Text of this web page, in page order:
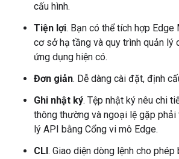
cấu hình.
Tiện lợi. Bạn có thể tích hợp
cơ sở hạ tầng và quy trình quản lý
ứng dụng hiện có.
Đơn giản. Dễ dàng cài đặt, định
Ghi nhật ký. Tệp nhật ký nêu chi
thông thường và ngoại lệ gặp
lý API bằng Cổng vi mô Edge.
CLI. Giao diện dòng lệnh cho